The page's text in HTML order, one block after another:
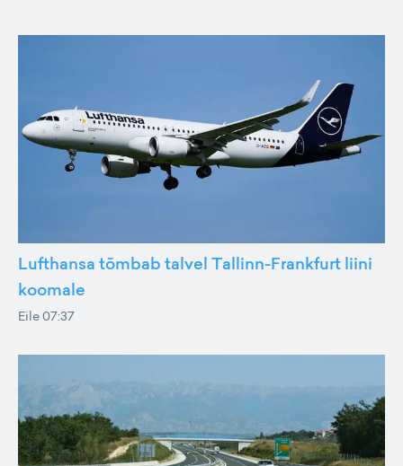
Lufthansa tõmbab talvel Tallinn-Frankfurt liini
koomale
Eile 07:37